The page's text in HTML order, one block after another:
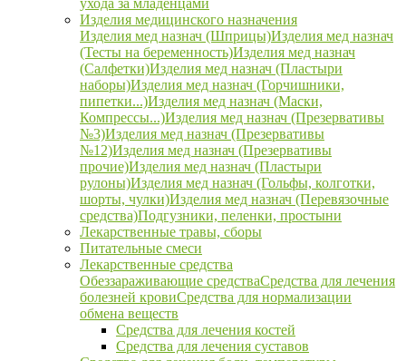
ухода за младенцами
Изделия медицинского назначения
Изделия мед назнач (Шприцы)Изделия мед назнач
(Тесты на беременность)Изделия мед назнач
(Салфетки)Изделия мед назнач (Пластыри
наборы)Изделия мед назнач (Горчишники,
пипетки...)Изделия мед назнач (Маски,
Компрессы...)Изделия мед назнач (Презервативы
№3)Изделия мед назнач (Презервативы
№12)Изделия мед назнач (Презервативы
прочие)Изделия мед назнач (Пластыри
рулоны)Изделия мед назнач (Гольфы, колготки,
шорты, чулки)Изделия мед назнач (Перевязочные
средства)Подгузники, пеленки, простыни
Лекарственные травы, сборы
Питательные смеси
Лекарственные средства
Обеззараживающие средстваСредства для лечения
болезней кровиСредства для нормализации
обмена веществ
Средства для лечения костей
Средства для лечения суставов